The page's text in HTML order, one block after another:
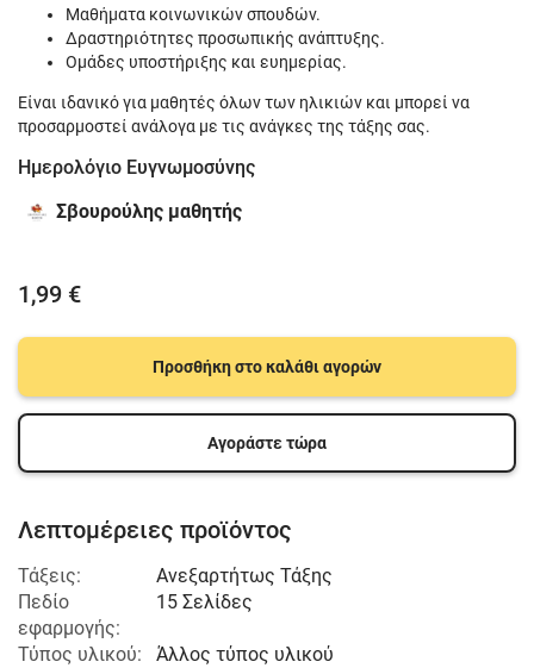
Μαθήματα κοινωνικών σπουδών.
Δραστηριότητες προσωπικής ανάπτυξης.
Ομάδες υποστήριξης και ευημερίας.
Είναι ιδανικό για μαθητές όλων των ηλικιών και μπορεί να
προσαρμοστεί ανάλογα με τις ανάγκες της τάξης σας.
Ημερολόγιο Ευγνωμοσύνης
Σβουρούλης μαθητής
1,99 €
Προσθήκη στο καλάθι αγορών
Αγοράστε τώρα
Λεπτομέρειες προϊόντος
Τάξεις:
Ανεξαρτήτως Τάξης
Πεδίο
εφαρμογής:
15 Σελίδες
Τύπος υλικού:
Άλλος τύπος υλικού